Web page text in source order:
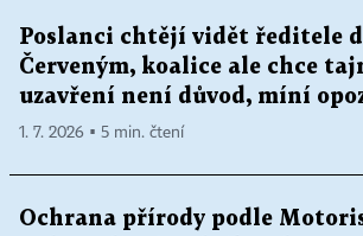
Poslanci chtějí vidět ředitele
Červeným, koalice ale chce
uzavření není důvod, míní
1. 7. 2026 ▪ 5 min. čtení
Ochrana přírody podle